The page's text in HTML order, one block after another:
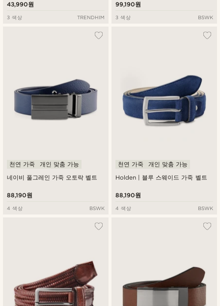
43,990원
3 색상 TRENDHIM
99,190원
3 색상 BSWK
네이비 풀그레인 가죽 오토락 벨트
천연 가죽 개인 맞춤 가능
88,190원
4 색상 BSWK
Holden | 블루 스웨이드 가죽 벨트
천연 가죽 개인 맞춤 가능
88,190원
4 색상 BSWK